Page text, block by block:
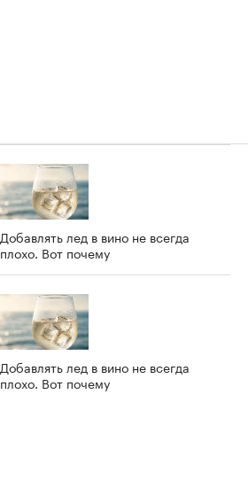
Добавлять лед в вино не всегда
плохо. Вот почему
Добавлять лед в вино не всегда
плохо. Вот почему